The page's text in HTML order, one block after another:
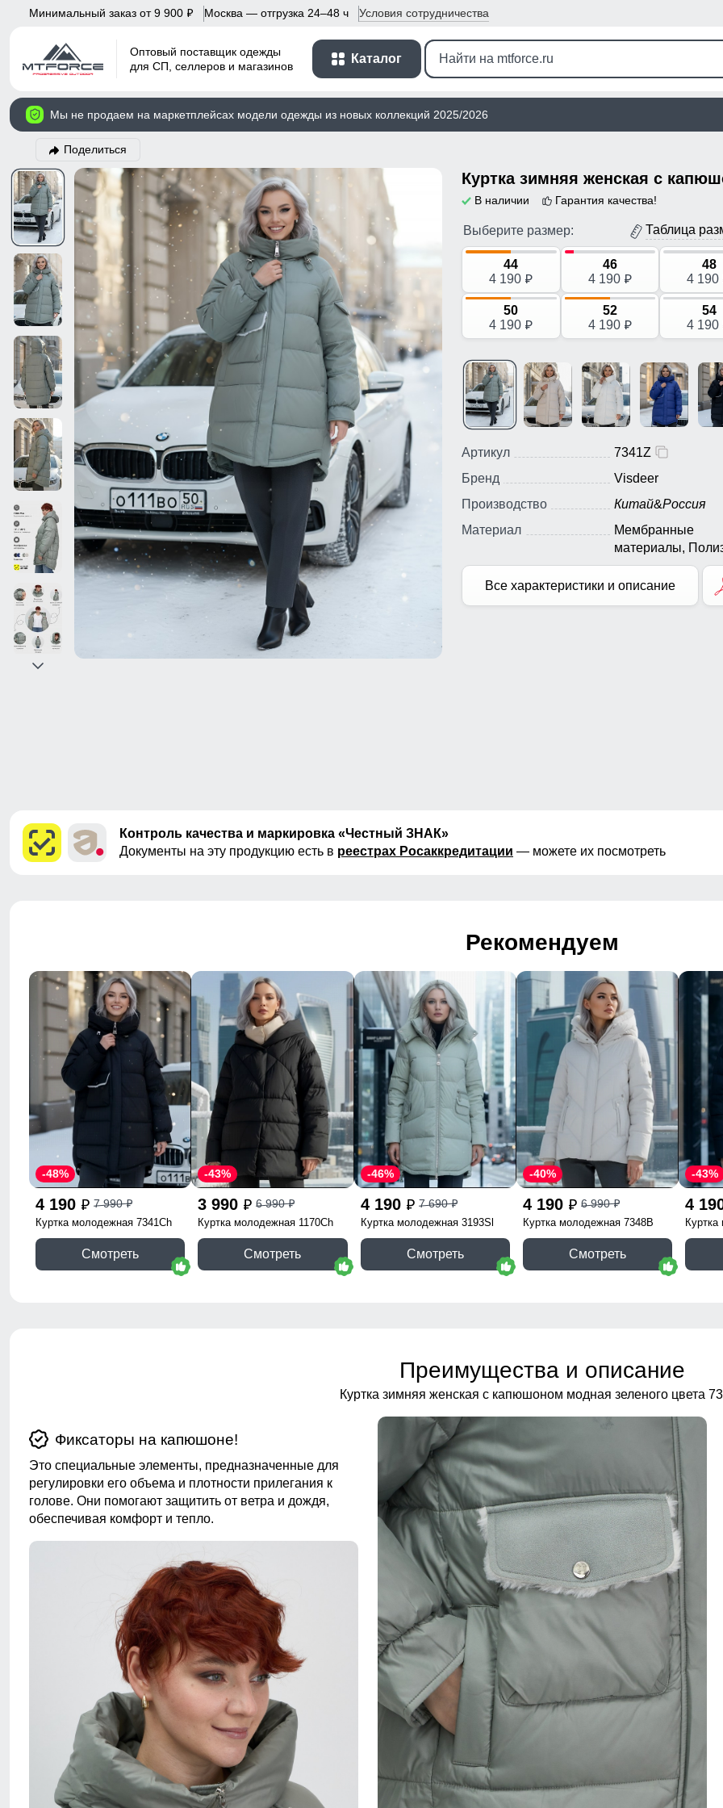
Минимальный заказ от 9 900 p Москва — отгрузка 24–48 ч Условия сотрудничества
Оптовый поставщик одежды
для СП, селлеров и магазинов
Каталог
Мы не продаем на маркетплейсах модели одежды из новых коллекций 2025/2026
Поделиться
В наличии Гарантия качества!
Выберите размер: Таблица
44
4 190 p
46
4 190 p
48
4 190
50
4 190 p
52
4 190 p
54
4 190
Артикул
7341Z
Бренд
Visdeer
Производство
Китай&Россия
Материал
Мембранные
материалы,
Плащевка,
Экологичные
Все характеристики и описание
Контроль качества и маркировка «Честный ЗНАК»
Документы на эту продукцию есть в реестрах Росаккредитации — можете их посмотреть
Рекомендуем
4 190 p 7 990p
-48%
Куртка молодежная 7341Ch
Смотреть
3 990 p 6 990p
-43%
Куртка молодежная 1170Ch
Смотреть
4 190 p 7 690p
-46%
Куртка молодежная 3193Sl
Смотреть
4 190 p 6 990p
-40%
Куртка молодежная 7348B
Смотреть
4
-43%
Преимущества и описание
Куртка зимняя женская с капюшоном модная зеленого цвета
Фиксаторы на капюшоне!
Это специальные элементы, предназначенные для
регулировки его объема и плотности прилегания к
голове. Они помогают защитить от ветра и дождя,
обеспечивая комфорт и тепло.